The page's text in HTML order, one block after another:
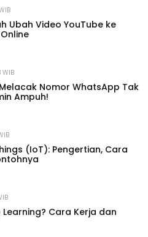
Ubah Video YouTube ke
Nomor WhatsApp Tak
Ampuh!
(IoT): Pengertian, Cara
Cara Kerja dan